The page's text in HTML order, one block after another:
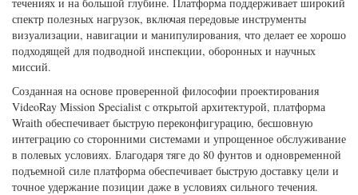
спектр полезных нагрузок, включая передовые инструменты
визуализации, навигации и манипулирования, что делает ее хорошо
подходящей для подводной инспекции, оборонных и научных
миссий.
Созданная на основе проверенной философии проектирования
VideoRay Mission Specialist с открытой архитектурой, платформа
Wraith обеспечивает быструю переконфигурацию, бесшовную
интеграцию со сторонними системами и упрощенное обслуживание
в полевых условиях. Благодаря тяге до 80 фунтов и одновременной
подъемной силе платформа обеспечивает быструю доставку цели и
точное удержание позиции даже в условиях сильного течения.